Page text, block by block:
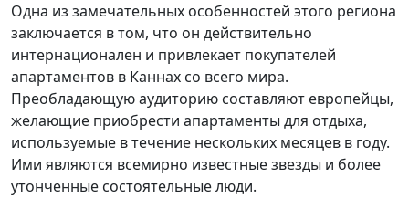
Одна из замечательных особенностей этого региона
заключается в том, что он действительно
интернационален и привлекает покупателей
апартаментов в Каннах со всего мира.
Преобладающую аудиторию составляют европейцы,
желающие приобрести апартаменты для отдыха,
используемые в течение нескольких месяцев в году.
Ими являются всемирно известные звезды и более
утонченные состоятельные люди.